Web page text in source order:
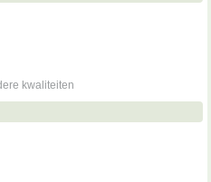
kwaliteiten